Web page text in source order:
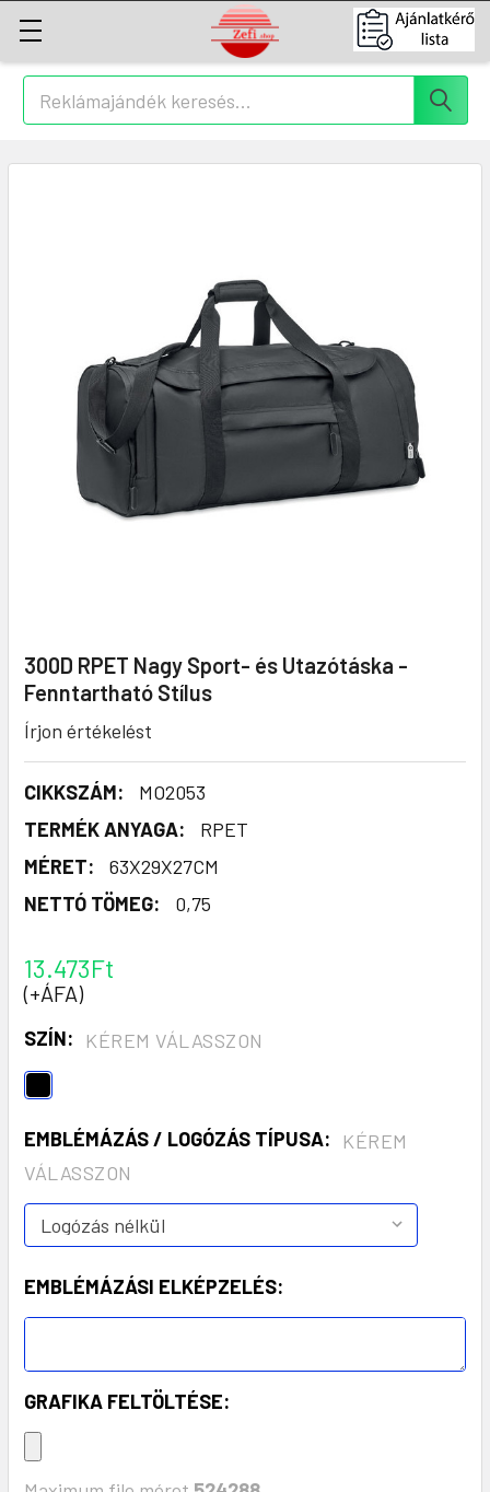
Keresés
300D RPET Nagy Sport- és Utazótáska -
Fenntartható Stílus
Írjon értékelést
CIKKSZÁM:
MO2053
TERMÉK ANYAGA:
RPET
MÉRET:
63X29X27CM
NETTÓ TÖMEG:
0,75
13.473Ft
(+ÁFA)
SZÍN: KÉREM VÁLASSZON
EMBLÉMÁZÁS / LOGÓZÁS TÍPUSA:
KÉREM
VÁLASSZON
EMBLÉMÁZÁSI ELKÉPZELÉS:
GRAFIKA FELTÖLTÉSE: